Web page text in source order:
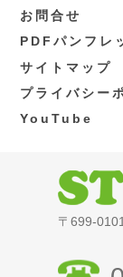
お問合せ
PDFパンフレ
サイトマップ
プライバシー
YouTube
〒699-